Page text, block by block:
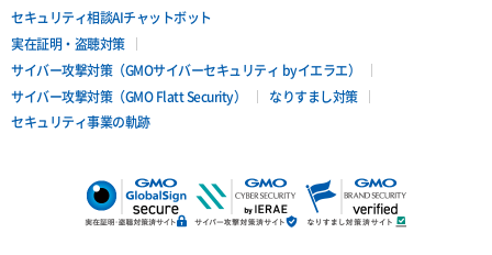
セキュリティ相談AIチャットボット
実在証明・盗聴対策
サイバー攻撃対策（GMOサイバーセキュリティ byイエラエ）
サイバー攻撃対策（GMO Flatt Security）
なりすまし対策
セキュリティ事業の軌跡